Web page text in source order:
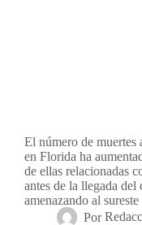
El número de
en Florida ha
de ellas relacionadas
antes de la llegada
amenazando al
Por